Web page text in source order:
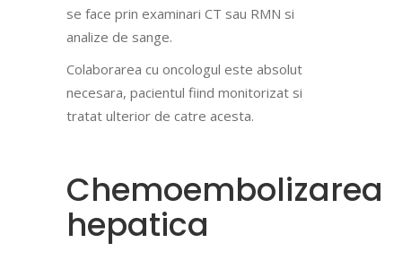
se face prin examinari CT sau RMN si
analize de sange.
Colaborarea cu oncologul este absolut
necesara, pacientul fiind monitorizat si
tratat ulterior de catre acesta.
Chemoembolizarea
hepatica